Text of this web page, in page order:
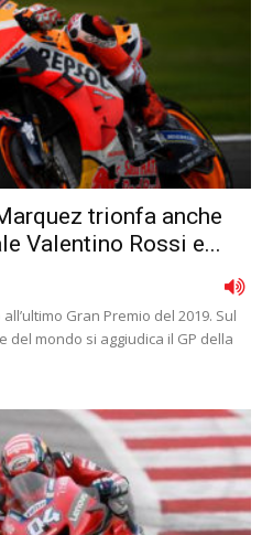
trionfa anche
Valentino Rossi e...
Gran Premio del 2019. Sul
del mondo si aggiudica il GP della